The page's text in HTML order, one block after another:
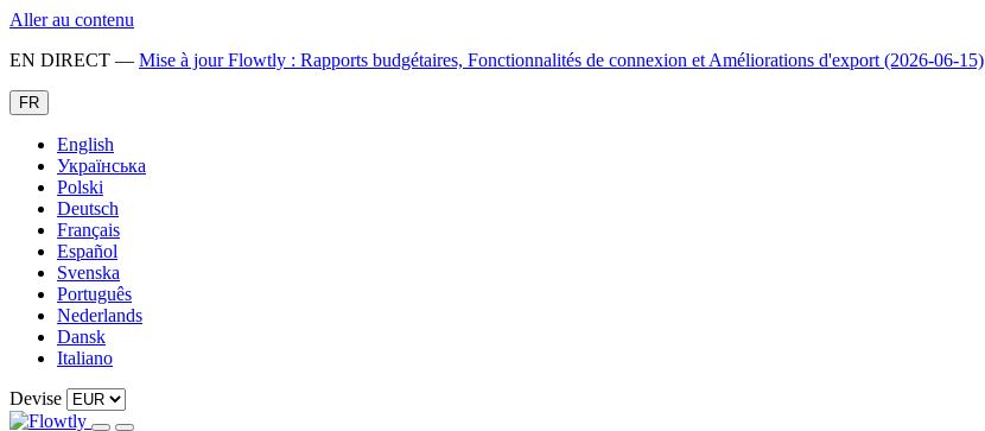
Aller au contenu
EN DIRECT — Mise à jour Flowtly : Rapports budgétaires, Fonctionnalités de connexion et Améliorations d'export (2026-06-15)
FR
English
Українська
Polski
Deutsch
Français
Español
Svenska
Português
Nederlands
Dansk
Italiano
Devise